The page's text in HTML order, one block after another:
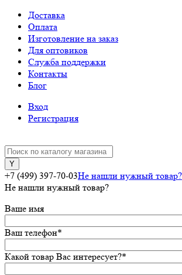
Доставка
Оплата
Изготовление на заказ
Для оптовиков
Служба поддержки
Контакты
Блог
Вход
Регистрация
+7 (499) 397-70-03Не нашли нужный товар?
Не нашли нужный товар?
Ваше имя
Ваш телефон*
Какой товар Вас интересует?*